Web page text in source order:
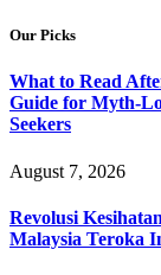
Our Picks
What to Read
Guide for Myth-
Seekers
August 7, 2026
Revolusi
Malaysia Teroka